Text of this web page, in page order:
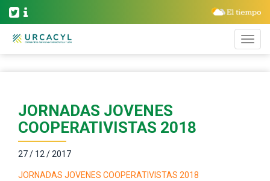
JORNADAS JOVENES
COOPERATIVISTAS 2018
27 / 12 / 2017
JORNADAS JOVENES COOPERATIVISTAS 2018